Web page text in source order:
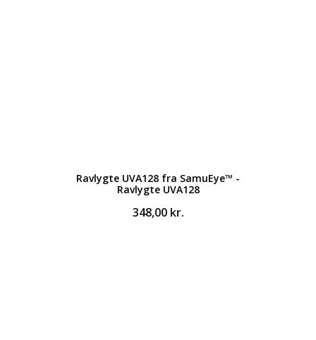
Ravlygte UVA128 fra SamuEye™ -
Ravlygte UVA128
348,00 kr.